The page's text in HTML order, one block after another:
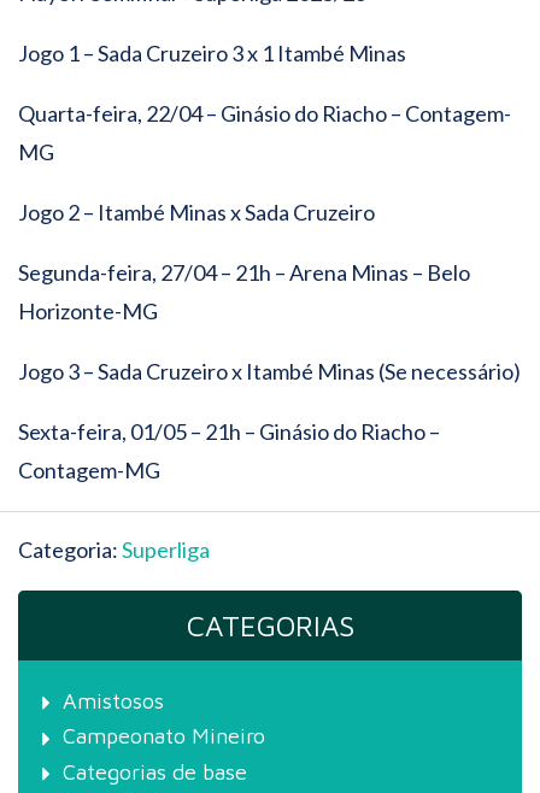
Jogo 1 – Sada Cruzeiro 3 x 1 Itambé Minas
Quarta-feira, 22/04 – Ginásio do Riacho – Contagem-
MG
Jogo 2 – Itambé Minas x Sada Cruzeiro
Segunda-feira, 27/04 – 21h – Arena Minas – Belo
Horizonte-MG
Jogo 3 – Sada Cruzeiro x Itambé Minas (Se necessário)
Sexta-feira, 01/05 – 21h – Ginásio do Riacho –
Contagem-MG
Categoria:Superliga
CATEGORIAS
Amistosos
Campeonato Mineiro
Categorias de base